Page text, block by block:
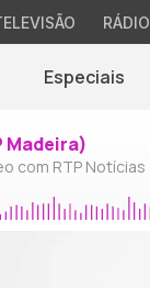
RÁDIO
Especiais
Madeira)
com RTP Notícias